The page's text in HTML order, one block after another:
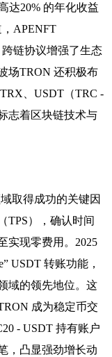
达20% 的年化收益
APENFT
跨链协议增强了生态
场TRON 还积极布
、USDT（TRC -
志着区块链技术与
取得成功的关键因
TPS），确认时间
实现零费用。2025
USDT 转账功能，
域的领先地位。这
成为稳定币交
- USDT 持有账户
，凸显强劲增长动